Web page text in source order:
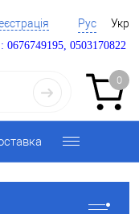
Рус Укр
0676749195, 0503170822
0